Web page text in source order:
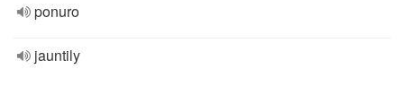
ponuro
jauntily